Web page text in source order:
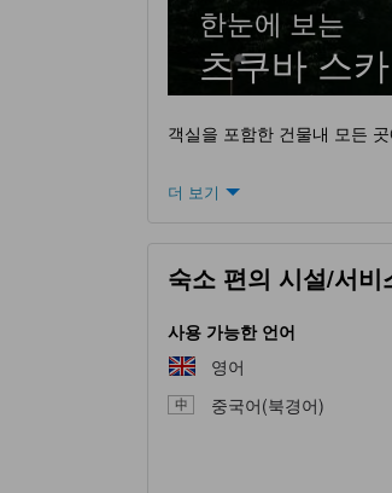
한눈에 보는
츠쿠바 스
객실을 포함한 건물내 모든
더 보기
숙소 편의 시설/서비
사용 가능한 언어
영어
중국어(북경어)